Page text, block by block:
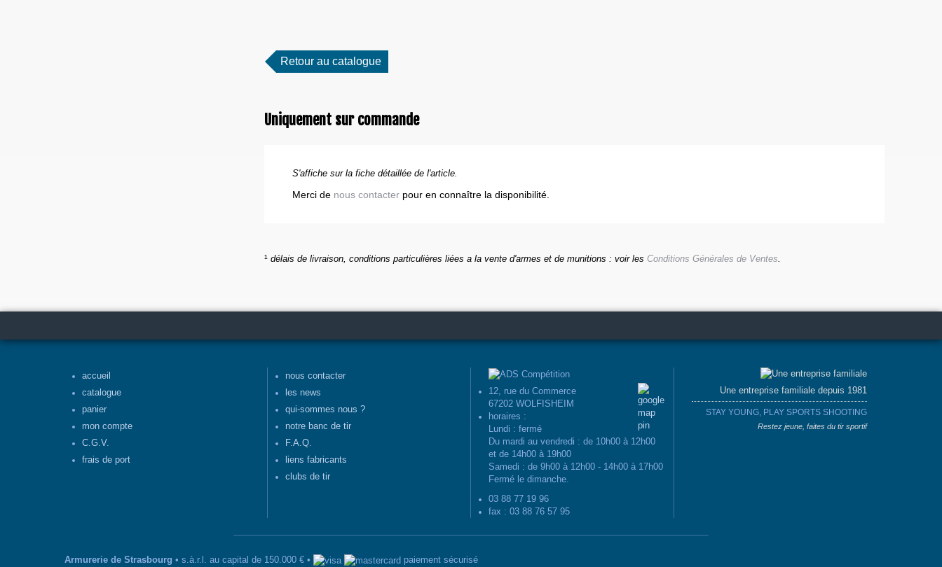
Retour au catalogue
Uniquement sur commande
S'affiche sur la fiche détaillée de l'article.
Merci de nous contacter pour en connaître la disponibilité.
¹ délais de livraison, conditions particulières liées a la vente d'armes et de munitions : voir les Conditions Générales de Ventes.
accueil
catalogue
panier
mon compte
C.G.V.
frais de port
nous contacter
les news
qui-sommes nous ?
notre banc de tir
F.A.Q.
liens fabricants
clubs de tir
12, rue du Commerce
67202 WOLFISHEIM
horaires :
Lundi : fermé
Du mardi au vendredi : de 10h00 à 12h00
et de 14h00 à 19h00
Samedi : de 9h00 à 12h00 - 14h00 à 17h00
Fermé le dimanche.
03 88 77 19 96
fax : 03 88 76 57 95
Une entreprise familiale depuis 1981
STAY YOUNG, PLAY SPORTS SHOOTING
Restez jeune, faites du tir sportif
Armurerie de Strasbourg • s.à.r.l. au capital de 150.000 € • paiement sécurisé